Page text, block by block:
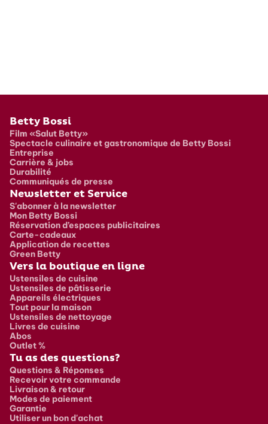
Pied de page
Betty Bossi
Film «Salut Betty»
Spectacle culinaire et gastronomique de Betty Bossi
Entreprise
Carrière & jobs
Durabilité
Communiqués de presse
Newsletter et Service
S'abonner à la newsletter
Mon Betty Bossi
Réservation d’espaces publicitaires
Carte-cadeaux
Application de recettes
Green Betty
Vers la boutique en ligne
Ustensiles de cuisine
Ustensiles de pâtisserie
Appareils électriques
Tout pour la maison
Ustensiles de nettoyage
Livres de cuisine
Abos
Outlet %
Tu as des questions?
Questions & Réponses
Recevoir votre commande
Livraison & retour
Modes de paiement
Garantie
Utiliser un bon d'achat